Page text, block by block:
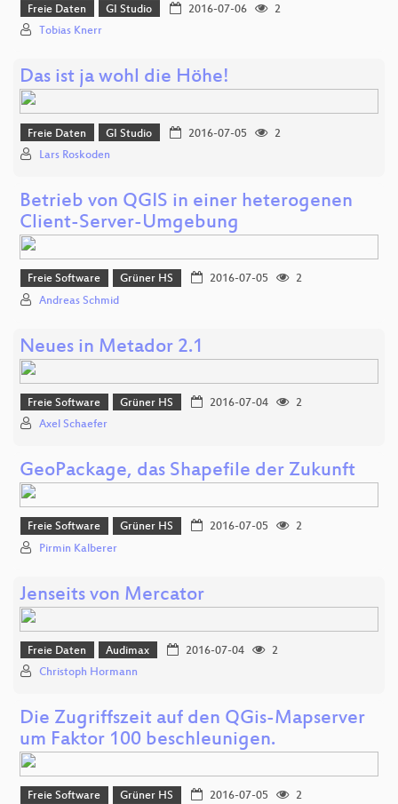
Freie Daten GI Studio 2016-07-06
2
Tobias Knerr
Das ist ja wohl die Höhe!
Freie Daten GI Studio 2016-07-05
2
Lars Roskoden
Betrieb von QGIS in einer heterogenen
Client-Server-Umgebung
Freie Software Grüner HS 2016-07-05
2
Andreas Schmid
Neues in Metador 2.1
Freie Software Grüner HS 2016-07-04
2
Axel Schaefer
GeoPackage, das Shapefile der Zukunft
Freie Software Grüner HS 2016-07-05
2
Pirmin Kalberer
Jenseits von Mercator
Freie Daten Audimax 2016-07-04
2
Christoph Hormann
Die Zugriffszeit auf den QGis-Mapserver
um Faktor 100 beschleunigen.
Freie Software Grüner HS 2016-07-05
2